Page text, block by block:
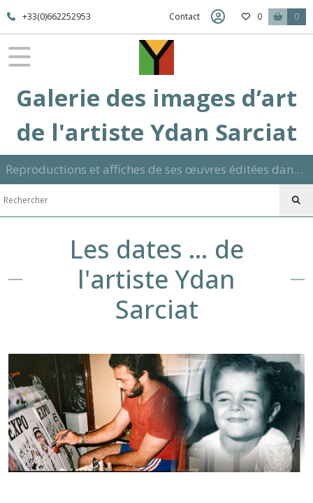
+33(0)662252953 Contact 0 0
Galerie des images d’art
de l'artiste Ydan Sarciat
Reproductions et affiches de ses œuvres éditées dans son atelier sur papier ou toile dans différents formats et signées manuscrite
Les dates … de
l'artiste Ydan
Sarciat